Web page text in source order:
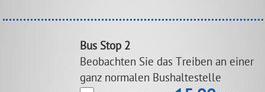
Bus Stop 2
Beobachten Sie das Treiben an einer
ganz normalen Bushaltestelle